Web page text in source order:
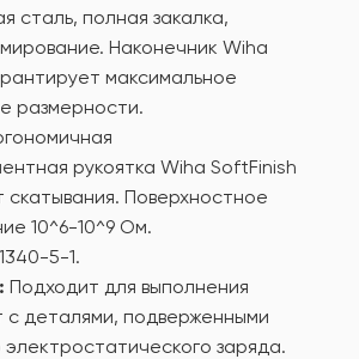
сталь, полная закалка,
Наконечник Wiha
максимальное
размерности.
рукоятка Wiha SoftFinish
скатывания. Поверхностное
10^6-10^9 Ом.
5-1.
Подходит для выполнения
деталями, подверженными
заряда.